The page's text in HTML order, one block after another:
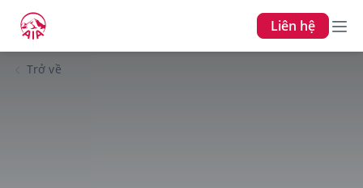
Liên hệ
Trở về